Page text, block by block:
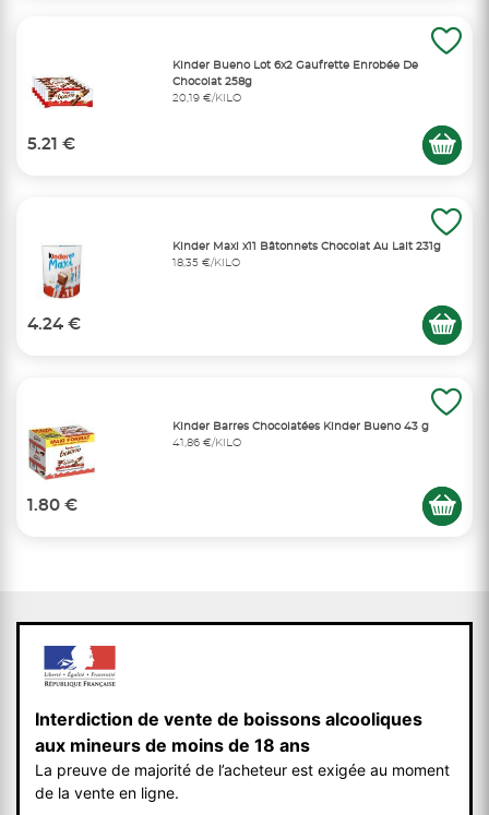
Kinder Bueno Lot 6x2 Gaufrette Enrobée De
Chocolat 258g
20,19 €/KILO
5.21 €
Kinder Maxi x11 Bâtonnets Chocolat Au Lait 231g
18,35 €/KILO
4.24 €
Kinder Barres Chocolatées Kinder Bueno 43 g
41,86 €/KILO
1.80 €
Interdiction de vente de boissons alcooliques
aux mineurs de moins de 18 ans
La preuve de majorité de l’acheteur est exigée au moment
de la vente en ligne.